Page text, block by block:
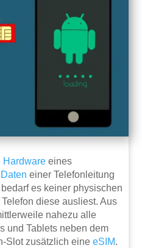
Hardware eines
Daten einer Telefonleitung
es keiner physischen
diese ausliest. Aus
nahezu alle
und Tablets neben dem
Slot zusätzlich eineeSIM.